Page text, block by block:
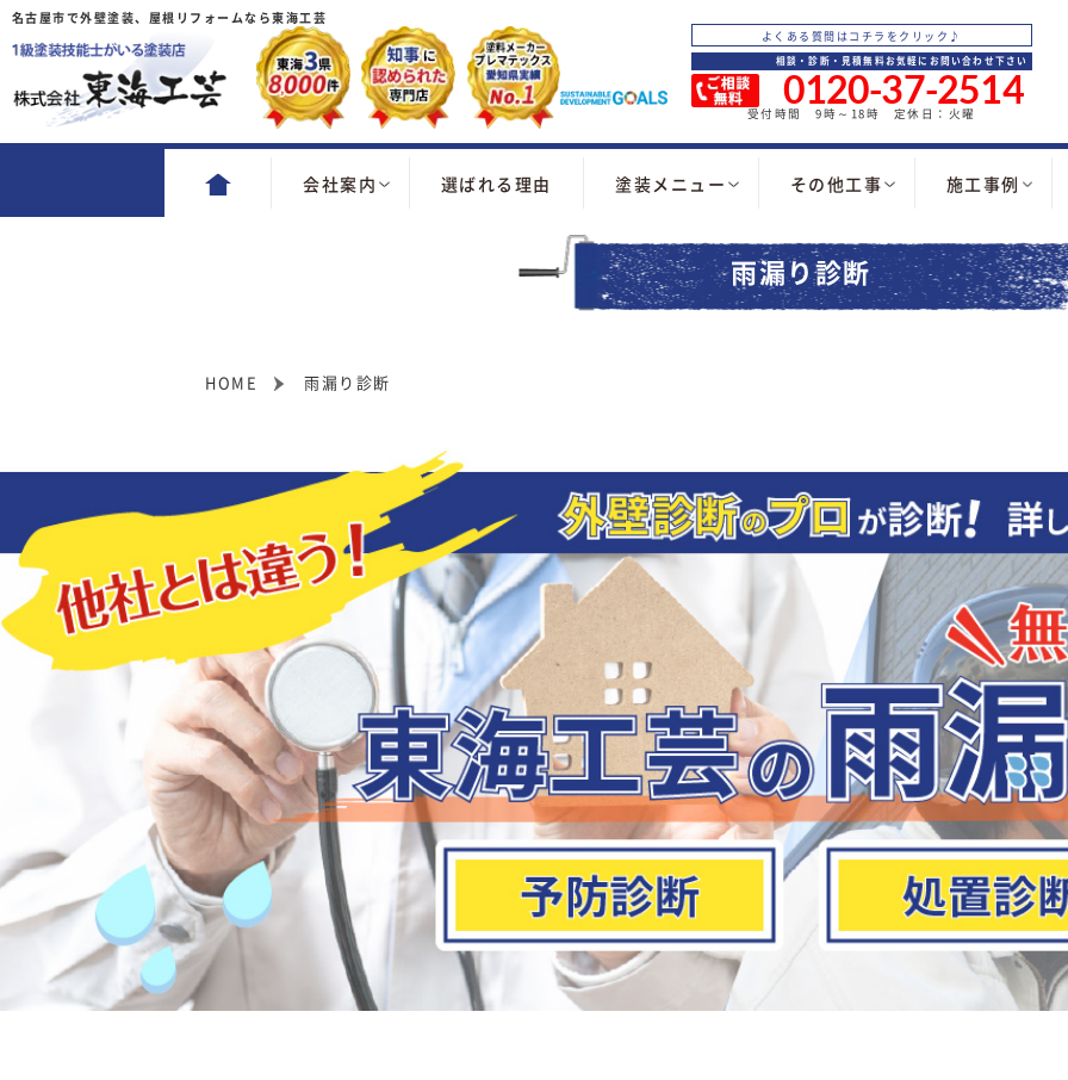
名古屋市で外壁塗装、屋根リフォームなら東海工芸
よくある質問はコチラをクリック♪
相談・診断・見積無料お気軽にお問い合わせ下さい
0120-37-2514
受付時間 9時～18時 定休日：火曜
会社案内 選ばれる理由 塗装メニュー その他工事 施工事例
雨漏り診断
HOME 雨漏り診断